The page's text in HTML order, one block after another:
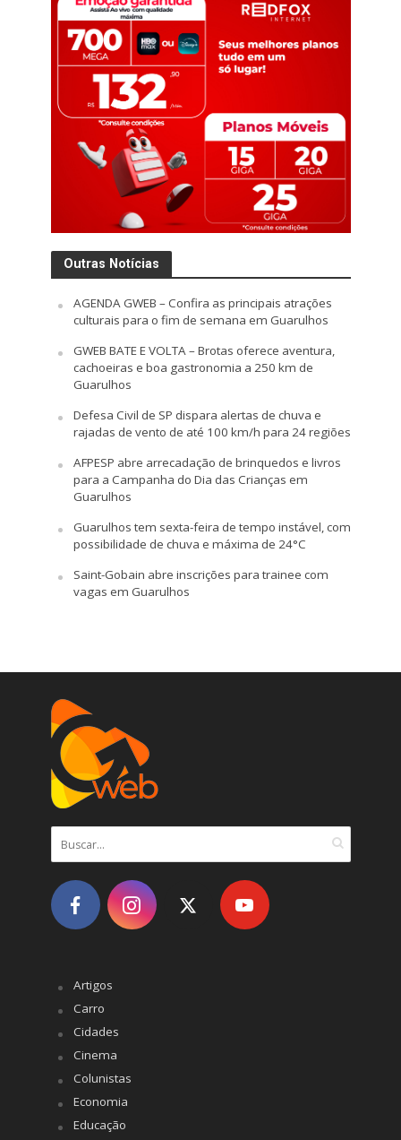
Outras Notícias
AGENDA GWEB – Confira as principais atrações
culturais para o fim de semana em Guarulhos
GWEB BATE E VOLTA – Brotas oferece aventura,
cachoeiras e boa gastronomia a 250 km de
Guarulhos
Defesa Civil de SP dispara alertas de chuva e
rajadas de vento de até 100 km/h para 24 regiões
AFPESP abre arrecadação de brinquedos e livros
para a Campanha do Dia das Crianças em
Guarulhos
Guarulhos tem sexta-feira de tempo instável, com
possibilidade de chuva e máxima de 24°C
Saint-Gobain abre inscrições para trainee com
vagas em Guarulhos
Artigos
Carro
Cidades
Cinema
Colunistas
Economia
Educação